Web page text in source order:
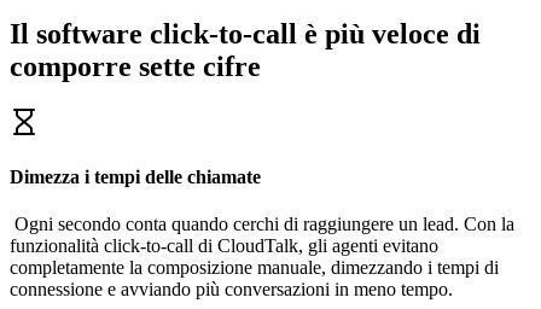
Il software click-to-call è più veloce di
comporre sette cifre
Dimezza i tempi delle chiamate
Ogni secondo conta quando cerchi di raggiungere un lead. Con la
funzionalità click-to-call di CloudTalk, gli agenti evitano
completamente la composizione manuale, dimezzando i tempi di
connessione e avviando più conversazioni in meno tempo.